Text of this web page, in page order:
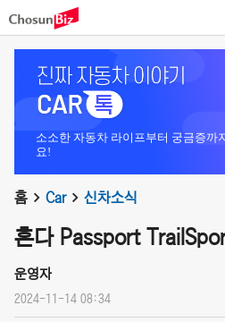
소소한 자동차 라이프부터 궁금증까
요!
홈 Car 신차소식
혼다 Passport
운영자
2024-11-14 08:34